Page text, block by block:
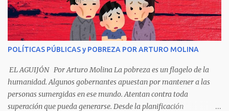
Visitemos juntos a doña ratona Y habrá francachela y habrá
comilona. A poco llegaron, y avanza ratón, Estírase el cuello, coge
el aldabón, Da dos o tres golpes, preguntan: ¿quién es? -Yo doña
ratona, beso a usted los pies ¿Está usted en casa? -Sí señor sí estoy,
y celebro mucho ver a ustedes hoy; estaba en mi oficio, hilando
algodón, pero eso no importa; bienvenidos son. Se hicieron la
venia, se dieron la mano, Y dice Rat...
POLÍTICAS PÚBLICAS y POBREZA POR ARTURO MOLINA
EL AGUIJÓN Por Arturo Molina La pobreza es un flagelo de la
humanidad. Algunos gobernantes apuestan por mantener a las
personas sumergidas en ese mundo. Atentan contra toda
superación que pueda generarse. Desde la planificación